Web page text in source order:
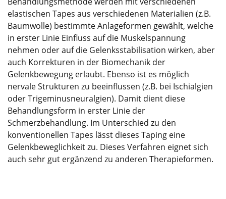
elastischen Tapes aus verschiedenen Materialien (z.B.
Baumwolle) bestimmte Anlageformen gewählt, welche
in erster Linie Einfluss auf die Muskelspannung
nehmen oder auf die Gelenksstabilisation wirken, aber
auch Korrekturen in der Biomechanik der
Gelenkbewegung erlaubt. Ebenso ist es möglich
nervale Strukturen zu beeinflussen (z.B. bei Ischialgien
oder Trigeminusneuralgien). Damit dient diese
Behandlungsform in erster Linie der
Schmerzbehandlung. Im Unterschied zu den
konventionellen Tapes lässt dieses Taping eine
Gelenkbeweglichkeit zu. Dieses Verfahren eignet sich
auch sehr gut ergänzend zu anderen Therapieformen.